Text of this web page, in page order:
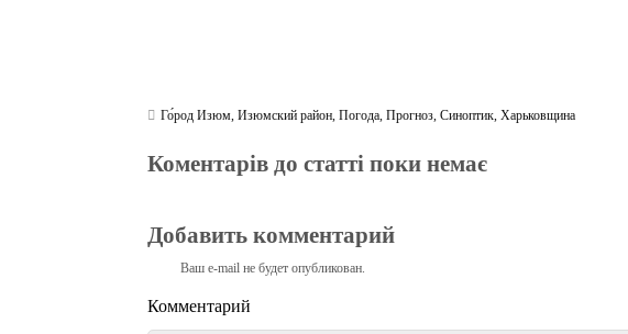
Го́род Изюм ,Изюмский район ,Погода ,Прогноз ,Синоптик ,Харьковщина
Коментарів до статті поки немає
Добавить комментарий
Ваш e-mail не будет опубликован.
Комментарий